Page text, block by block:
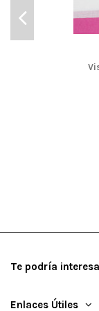
Te podría
Enlaces Útiles